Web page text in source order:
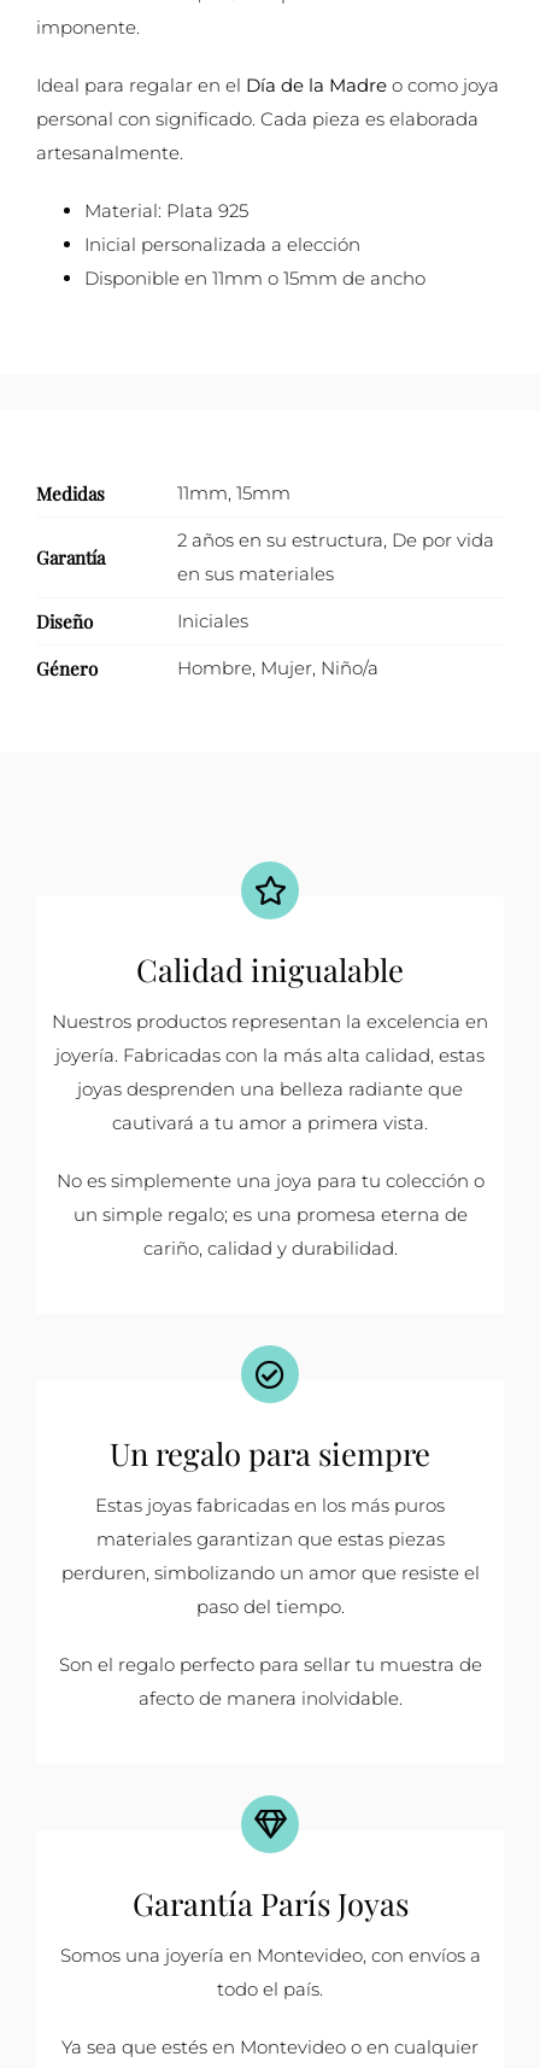
imponente.
Ideal para regalar en el Día de la Madre o como joya
personal con significado. Cada pieza es elaborada
artesanalmente.
Material: Plata 925
Inicial personalizada a elección
Disponible en 11mm o 15mm de ancho
Medidas 11mm, 15mm
Garantía
2 años en su estructura, De por vida
en sus materiales
Diseño Iniciales
Género Hombre, Mujer, Niño/a
Calidad inigualable
Nuestros productos representan la excelencia en
joyería. Fabricadas con la más alta calidad, estas
joyas desprenden una belleza radiante que
cautivará a tu amor a primera vista.
No es simplemente una joya para tu colección o
un simple regalo; es una promesa eterna de
cariño, calidad y durabilidad.
Un regalo para siempre
Estas joyas fabricadas en los más puros
materiales garantizan que estas piezas
perduren, simbolizando un amor que resiste el
paso del tiempo.
Son el regalo perfecto para sellar tu muestra de
afecto de manera inolvidable.
Garantía París Joyas
Somos una joyería en Montevideo, con envíos a
todo el país.
Ya sea que estés en Montevideo o en cualquier